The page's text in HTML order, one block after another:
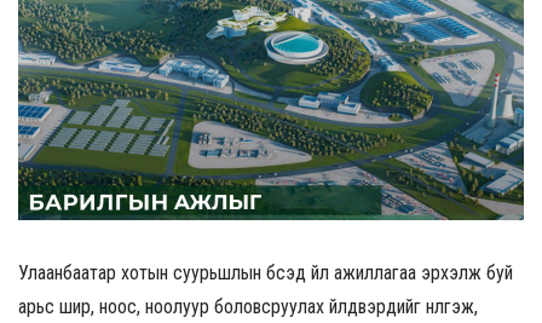
Улаанбаатар хотын суурьшлын бүсэд үйл ажиллагаа эрхэлж буй
арьс шир, ноос, ноолуур боловсруулах үйлдвэрүүдийг нүүлгэж,